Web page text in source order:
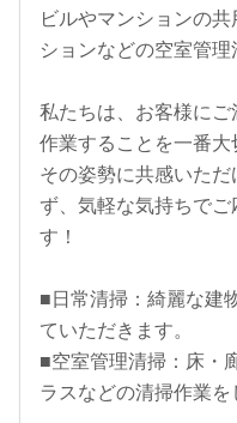
ビルやマンションの
ションなどの空室管理
私たちは、お客様に
作業することを一番大
その姿勢に共感いた
ず、気軽な気持ちで
す！
■日常清掃：綺麗な建
ていただきます。
■空室管理清掃：床・
ラスなどの清掃作業を